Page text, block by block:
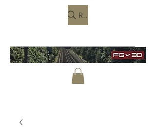
Rechercher